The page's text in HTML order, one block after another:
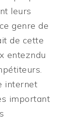
leurs
genre de
de cette
entezndu
internet
important